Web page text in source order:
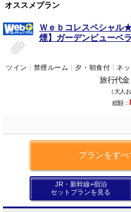
オススメプラン
Ｗｅｂコレスペシャ
煙】ガーデンビューベ
ツイン 禁煙ルーム 夕・朝食付 ネ
旅行代
（大人
総額：
プランをすべ
JR・新幹線+宿泊
セットプランを見る